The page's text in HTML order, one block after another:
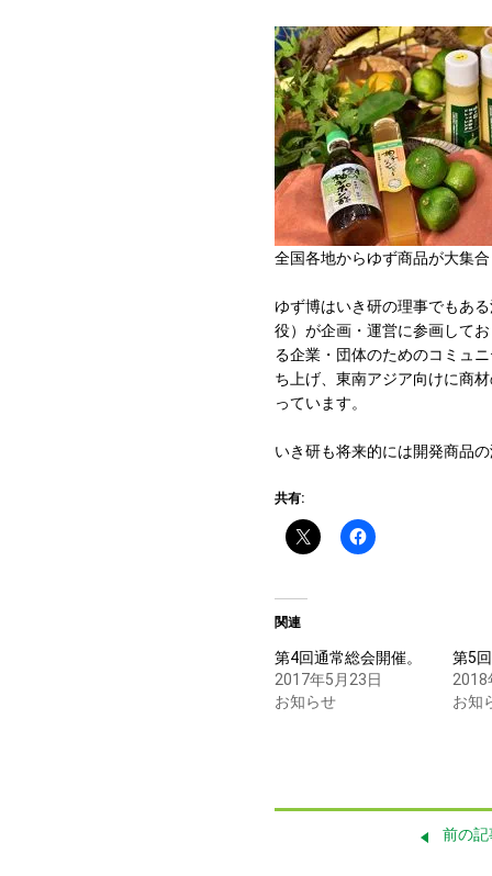
全国各地からゆず商品が大集合
ゆず博はいき研の理事でもあ
役）が企画・運営に参画して
る企業・団体のためのコミュ
ち上げ、東南アジア向けに商
っています。
いき研も将来的には開発商品
共有:
関連
第4回通常総会開催。
2017年5月23日
お知らせ
第5
2018
お知
前の記